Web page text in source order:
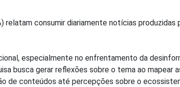
relatam consumir diariamente notícias
especialmente no enfrentamento da
busca gerar reflexões sobre o tema ao mapear
de conteúdos até percepções sobre o